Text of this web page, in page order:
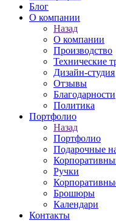
Блог
О компании
Назад
О компании
Производство
Технические
Дизайн-студия
Отзывы
Благодарности
Политика
Портфолио
Назад
Портфолио
Подарочные
Ручки
Брошюры
Календари
Контакты